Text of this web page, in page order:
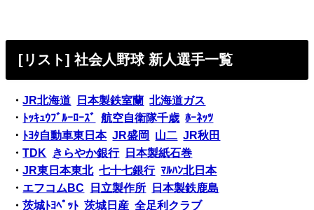
[リスト] 社会人野球 新人選手一覧
・JR北海道 日本製鉄室蘭 北海道ガス
・ ﾄｯｷｭｳﾌﾞﾙｰﾛｰｽﾞ 航空自衛隊千歳 ﾎｰﾈｯﾂ
・ ﾄﾖﾀ自動車東日本 JR盛岡 山二 JR秋田
・TDK きらやか銀行
日本製紙石巻
・JR東日本東北 七十七銀行 ﾏﾙﾊﾝ北日本
・ エフコムBC 日立製作所
日本製鉄鹿島
・茨城ﾄﾖﾍﾟｯﾄ 茨城日産 全足利クラブ